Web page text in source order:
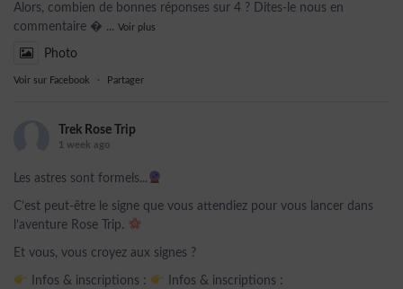
Alors, combien de bonnes réponses sur 4 ? Dites-le nous en
commentaire  ... Voir plus
Photo
Voir sur Facebook · Partager
Trek Rose Trip
1 week ago
Les astres sont formels...
C’est peut-être le signe que vous attendiez pour vous lancer dans
l’aventure Rose Trip.
Et vous, vous croyez aux signes ?
Infos & inscriptions :
Infos & inscriptions :